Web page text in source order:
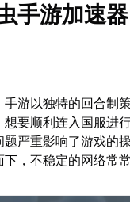
手游加速
手游以独特的回合
想要顺利连入国服进
题严重影响了游戏的
，不稳定的网络常